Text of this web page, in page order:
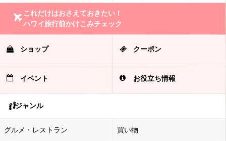
これだけはおさえておきたい！
ハワイ旅行前かけこみチェック
ショップ クーポン
イベント お役立ち情報
ジャンル
グルメ・レストラン 買い物